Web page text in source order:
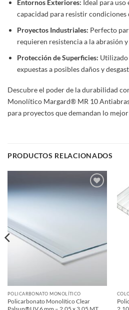
Entornos Exteriores: Ideal para uso
capacidad para resistir condiciones
Proyectos Industriales: Perfecto
requieren resistencia a la abrasión
Protección de Superficies:
expuestas a posibles daños y
Descubre el poder de la durabilidad
Monolítico Margard® MR 10
para proyectos que demandan lo
PRODUCTOS RELACIONADOS
POLICARBONATO MONOLÍTICO
Policarbonato Monolítico Clear